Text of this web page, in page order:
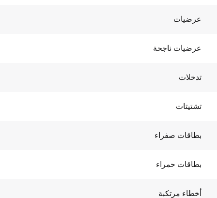
عرضيات
عرضيات ناجحة
تدخلات
تشتيتات
بطاقات صفراء
بطاقات حمراء
أخطاء مرتكبة